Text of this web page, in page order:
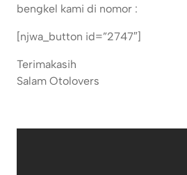
bengkel kami di nomor :
[njwa_button id=”2747″]
Terimakasih
Salam Otolovers